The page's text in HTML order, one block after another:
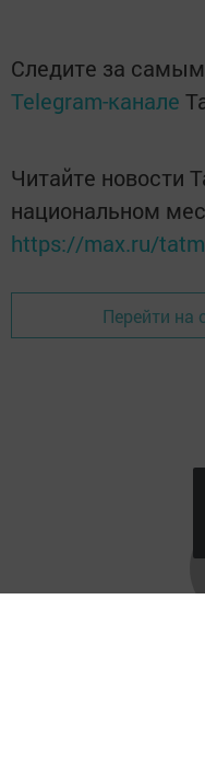
Следите за
Telegram-канале
Читайте новости
национальном
https://max.ru/
Перейти на